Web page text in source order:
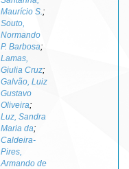
Maurício S. ;
Souto,
Normando
P. Barbosa;
Lamas,
Giulia Cruz;
Galvão, Luiz
Gustavo
Oliveira;
Luz, Sandra
Maria da;
Caldeira-
Pires,
Armando de